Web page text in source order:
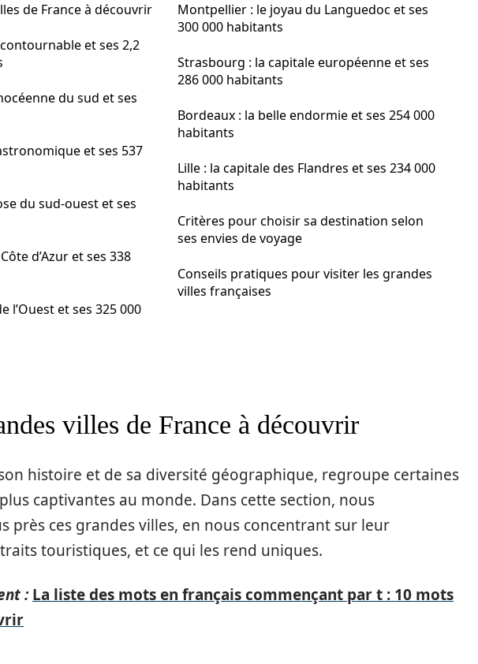
de France à découvrir
et ses 2,2
du sud et ses
et ses 537
du sud-ouest et ses
d’Azur et ses 338
l’Ouest et ses 325 000
Montpellier : le joyau du Languedoc et ses
300 000 habitants
Strasbourg : la capitale européenne et ses
286 000 habitants
Bordeaux : la belle endormie et ses 254 000
habitants
Lille : la capitale des Flandres et ses 234 000
habitants
Critères pour choisir sa destination selon
ses envies de voyage
Conseils pratiques pour visiter les grandes
villes françaises
villes de France à découvrir
histoire et de sa diversité géographique, regroupe certaines
captivantes au monde. Dans cette section, nous
près ces grandes villes, en nous concentrant sur leur
touristiques, et ce qui les rend uniques.
: La liste des mots en français commençant par t : 10 mots